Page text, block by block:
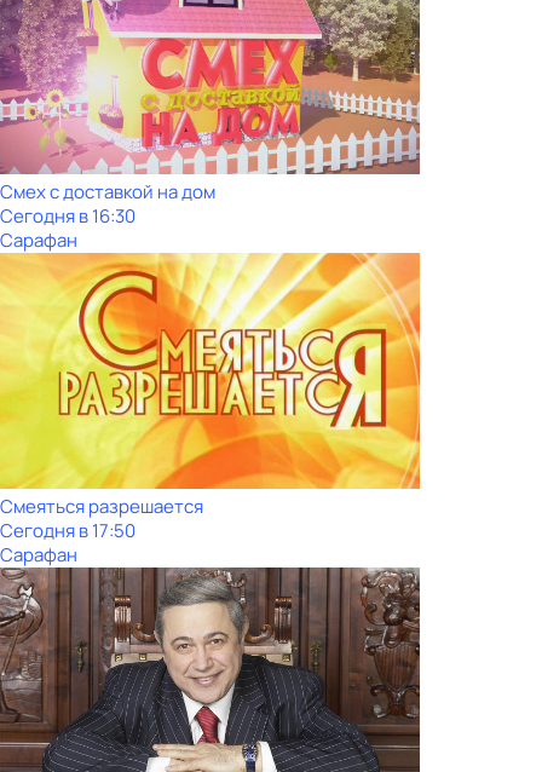
Смех с доставкой на дом
Сегодня в 16:30
Сарафан
Смеяться разрешается
Сегодня в 17:50
Сарафан